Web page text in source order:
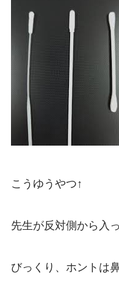
こうゆうやつ↑
先生が反対側から入
びっくり、ホントは